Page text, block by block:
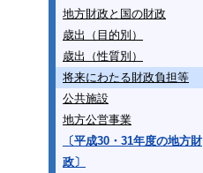
地方財政と国の財政
歳出（目的別）
歳出（性質別）
将来にわたる財政負担等
公共施設
地方公営事業
〔平成30・31年度の地方財
政〕